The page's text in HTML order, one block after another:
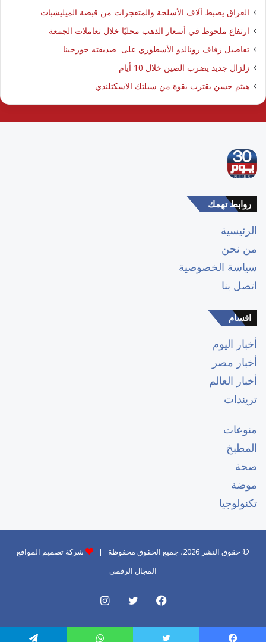
العراق يضبط آلاف الأسلحة والمتفجرات من قبضة الميليشبات
ارتفاع ملحوظ في أسعار الذهب محليًا خلال تعاملات الجمعة
تفاصيل زفاف رونالدو الأسطوري على صديقته جورجينا
زلزال جديد يضرب الصين خلال 10 أيام
هيثم حسن يقترب بقوة من سيلتك الاسكتلندي
روابط تهمك
الرئيسية
من نحن
سياسة الخصوصية
اتصل بنا
اقسام
أخبار اليوم
أخبار مصر
أخبار العالم
تريندات
منوعات
المطبخ
صحة
موضة
تكنولوجيا
© حقوق النشر 2026، جميع الحقوق محفوظة |
شركة تصميم المواقع
المجال الرقمي
فيسبوكتويتر انستقرام